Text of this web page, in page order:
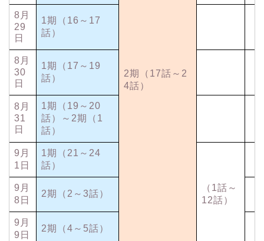
2期（17話～2
4話）
8月
29
日
1期（16～17
話）
8月
30
日
1期（17～19
話）
8月
31
日
1期（19～20
話）～2期（1
話）
9月
1日
1期（21～24
話）
（1話～
12話）
9月
8日
2期（2～3話）
9月
9日
2期（4～5話）